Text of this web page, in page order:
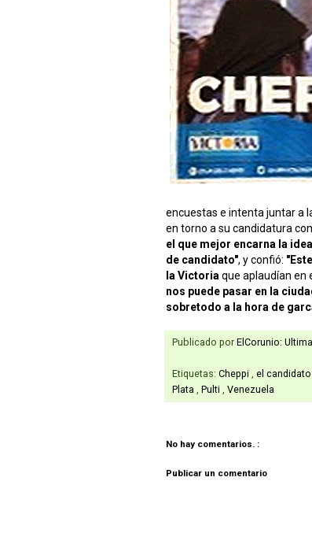
encuestas e intenta juntar a
en torno a su candidatura
el que mejor encarna la
de candidato", y confió:
la Victoria que aplaudían en
nos puede pasar en la
sobretodo a la hora de
Publicado por ElCorunio:
Etiquetas: Cheppi el
Plata
Pulti Venezuela
No hay comentarios. :
Publicar un comentario